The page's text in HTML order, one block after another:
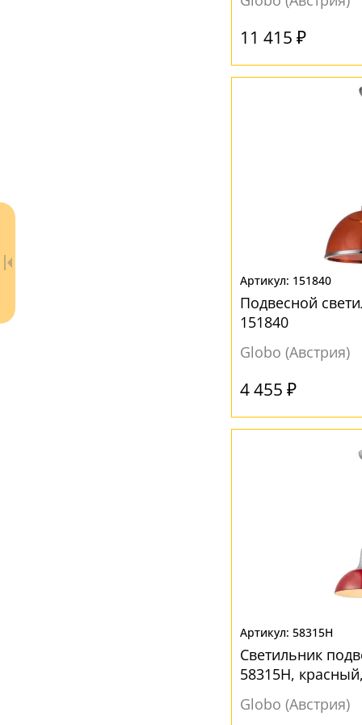
11 415 ₽
151840
Подвесной
151840
Globo (Австрия)
4 455 ₽
58315H
Светильник
58315H,
Globo (Австрия)